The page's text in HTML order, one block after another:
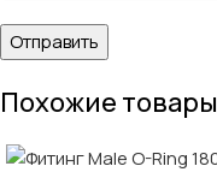
Похожие товары